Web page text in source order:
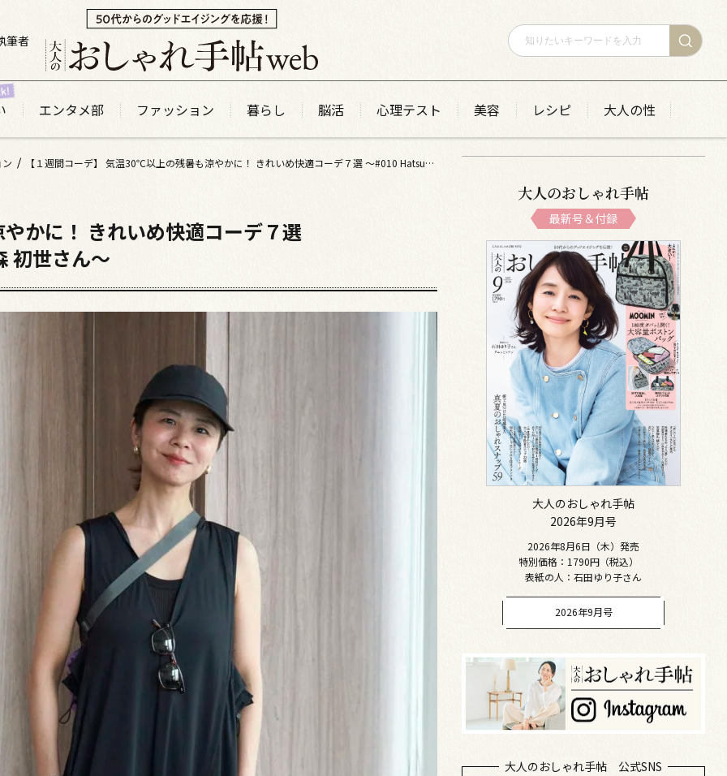
筆者
エンタメ部 ファッション 暮らし 脳活 心理テスト 美容 レシピ 大人の性
【１週間コーデ】 気温30℃以上の残暑も涼やかに！ きれいめ快適コーデ７選 ～#010 Hatsuyo Mori 森 初世さん～
かに！ きれいめ快適コーデ７選
初世さん～
大人のおしゃれ手帖
最新号＆付録
大人のおしゃれ手帖
2026年9月号
2026年8月6日（木）発売
特別価格：1790円（税込）
表紙の人：石田ゆり子さん
2026年9月号
大人のおしゃれ手帖 公式SNS